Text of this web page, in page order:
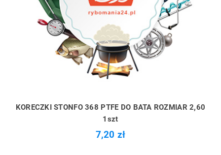
KORECZKI STONFO 368 PTFE DO BATA ROZMIAR 2,60
1szt
7,20 zł